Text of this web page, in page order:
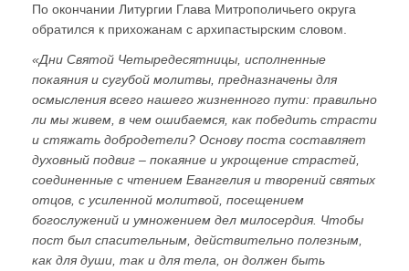
По окончании Литургии Глава Митрополичьего округа
обратился к прихожанам с архипастырским словом.
«Дни Святой Четыредесятницы, исполненные
покаяния и сугубой молитвы, предназначены для
осмысления всего нашего жизненного пути: правильно
ли мы живем, в чем ошибаемся, как победить страсти
и стяжать добродетели? Основу поста составляет
духовный подвиг – покаяние и укрощение страстей,
соединенные с чтением Евангелия и творений святых
отцов, с усиленной молитвой, посещением
богослужений и умножением дел милосердия. Чтобы
пост был спасительным, действительно полезным,
как для души, так и для тела, он должен быть